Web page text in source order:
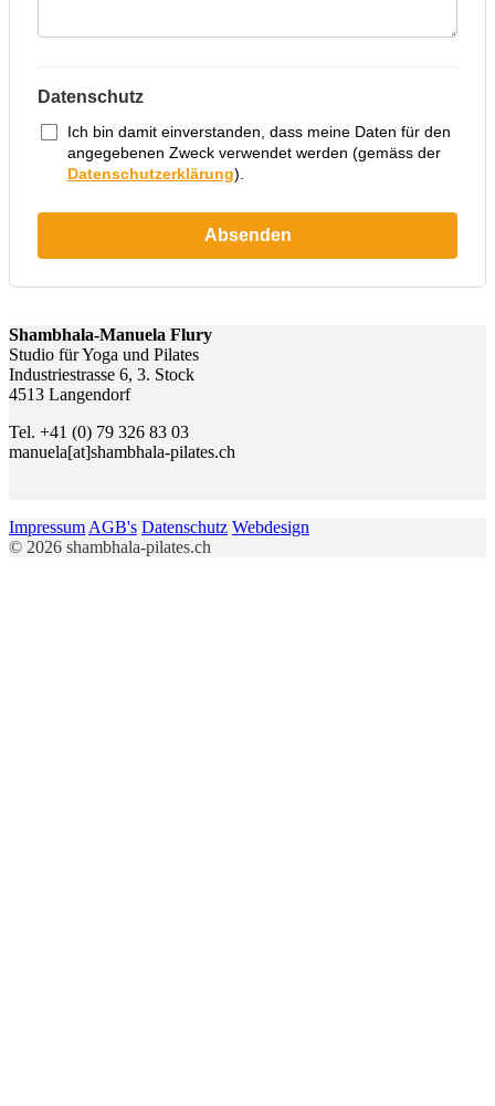
Datenschutz
Ich bin damit einverstanden, dass meine Daten für den
angegebenen Zweck verwendet werden (gemäss der
Datenschutzerklärung).
Shambhala-Manuela Flury
Studio für Yoga und Pilates
Industriestrasse 6, 3. Stock
4513 Langendorf
Tel. +41 (0) 79 326 83 03
manuela[at]shambhala-pilates.ch
Impressum AGB's Datenschutz Webdesign
© 2026 shambhala-pilates.ch